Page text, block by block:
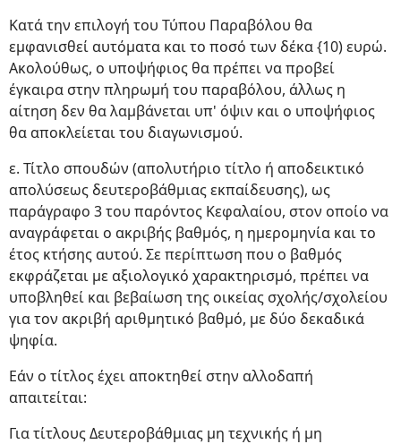
Κατά την επιλογή του Τύπου Παραβόλου θα
εμφανισθεί αυτόματα και το ποσό των δέκα {10) ευρώ.
Ακολούθως, ο υποψήφιος θα πρέπει να προβεί
έγκαιρα στην πληρωμή του παραβόλου, άλλως η
αίτηση δεν θα λαμβάνεται υπ' όψιν και ο υποψήφιος
θα αποκλείεται του διαγωνισμού.
ε. Τίτλο σπουδών (απολυτήριο τίτλο ή αποδεικτικό
απολύσεως δευτεροβάθμιας εκπαίδευσης), ως
παράγραφο 3 του παρόντος Κεφαλαίου, στον οποίο να
αναγράφεται ο ακριβής βαθμός, η ημερομηνία και το
έτος κτήσης αυτού. Σε περίπτωση που ο βαθμός
εκφράζεται με αξιολογικό χαρακτηρισμό, πρέπει να
υποβληθεί και βεβαίωση της οικείας σχολής/σχολείου
για τον ακριβή αριθμητικό βαθμό, με δύο δεκαδικά
ψηφία.
Εάν ο τίτλος έχει αποκτηθεί στην αλλοδαπή
απαιτείται:
Για τίτλους Δευτεροβάθμιας μη τεχνικής ή μη